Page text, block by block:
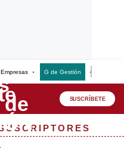
Empresas G de Gestión
SUSCRÍBETE